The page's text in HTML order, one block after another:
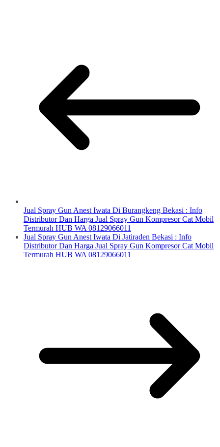
Jual Spray Gun Anest Iwata Di Burangkeng Bekasi : Info
Distributor Dan Harga Jual Spray Gun Kompresor Cat Mobil
Termurah HUB WA 08129066011
Jual Spray Gun Anest Iwata Di Jatiraden Bekasi : Info
Distributor Dan Harga Jual Spray Gun Kompresor Cat Mobil
Termurah HUB WA 08129066011